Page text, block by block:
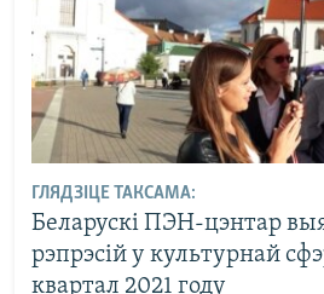
ГЛЯДЗІЦЕ ТАКСАМА:
Беларускі ПЭН-цэнтар
рэпрэсій у культурнай
квартал 2021 году